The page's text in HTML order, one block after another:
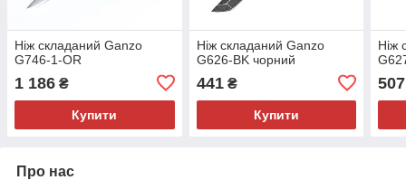
Ніж складаний Ganzo
G746-1-OR
1 186 ₴
Купити
Ніж складаний Ganzo
G626-BK чорний
441₴
Купити
Ніж
507
Про нас